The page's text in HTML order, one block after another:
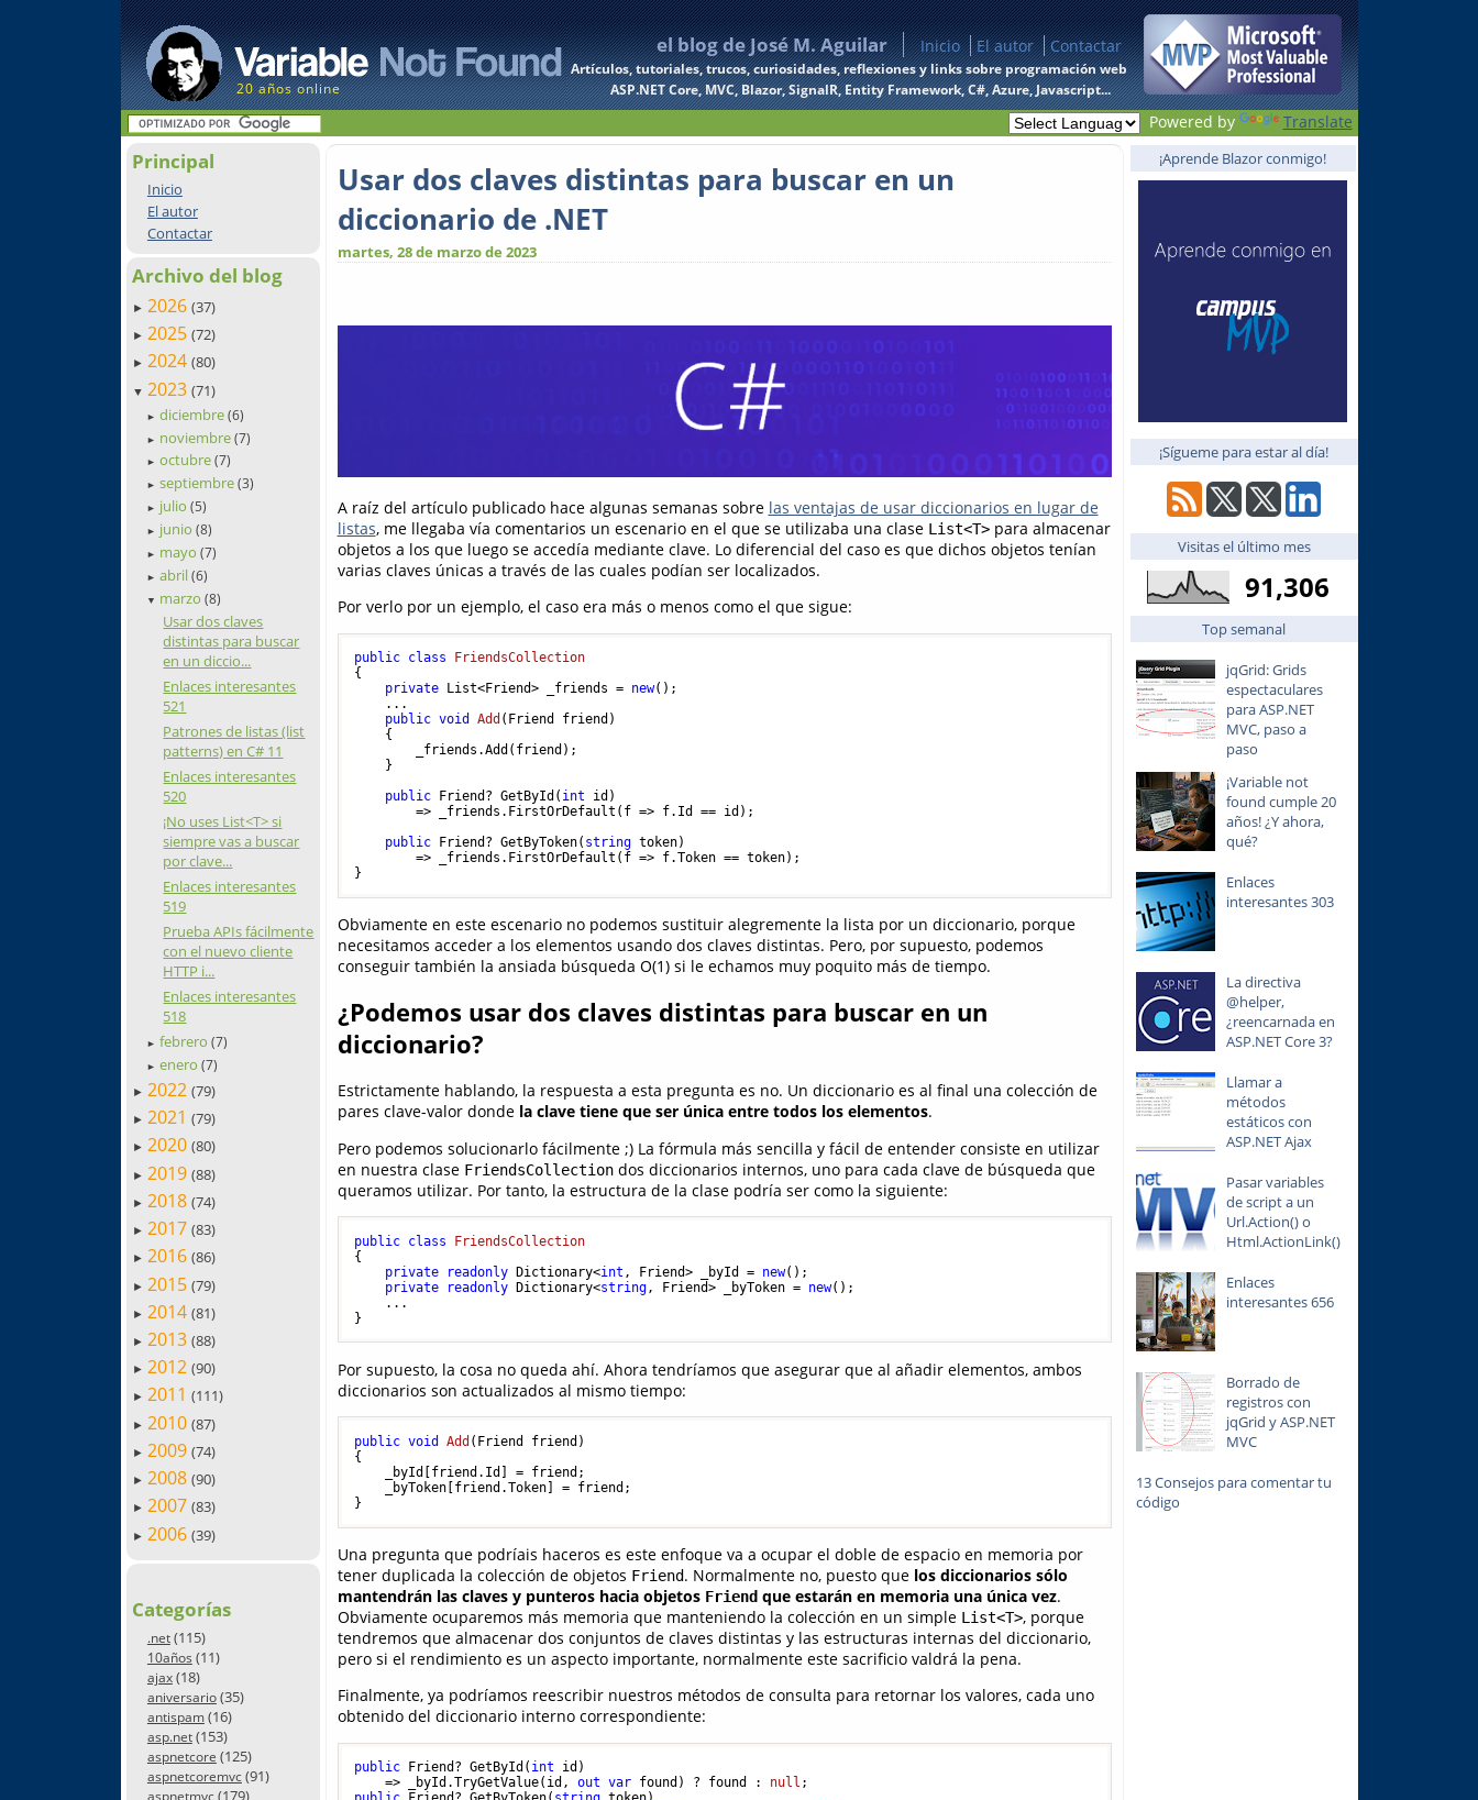
20 años online
el blog de José M. Aguilar Inicio El autor Contactar
Artículos, tutoriales, trucos, curiosidades, reflexiones y links sobre programación web
ASP.NET Core, MVC, Blazor, SignalR, Entity Framework, C#, Azure, Javascript...
Powered by Translate
Principal
Inicio
El autor
Contactar
Archivo del blog
► 2026 (37)
► 2025 (72)
► 2024 (80)
▼ 2023 (71)
► diciembre(6)
► noviembre(7)
► octubre(7)
► septiembre(3)
► julio(5)
► junio(8)
► mayo(7)
► abril(6)
▼ marzo(8)
Usar dos claves
distintas para buscar
en un diccio...
Enlaces interesantes
521
Patrones de listas (list
patterns) en C# 11
Enlaces interesantes
520
¡No uses List<T> si
siempre vas a buscar
por clave...
Enlaces interesantes
519
Prueba APIs fácilmente
con el nuevo cliente
HTTP i...
Enlaces interesantes
518
► febrero(7)
► enero(7)
► 2022 (79)
► 2021 (79)
► 2020 (80)
► 2019 (88)
► 2018 (74)
► 2017 (83)
► 2016 (86)
► 2015 (79)
► 2014 (81)
► 2013 (88)
► 2012 (90)
► 2011 (111)
► 2010 (87)
► 2009 (74)
► 2008 (90)
► 2007 (83)
► 2006 (39)
Categorías
.net(115)
10años (11)
ajax(18)
aniversario(35)
antispam(16)
asp.net(153)
aspnetcore (125)
aspnetcoremvc(91)
aspnetmvc(179)
Usar dos claves distintas para buscar en un
diccionario de .NET
martes, 28 de marzo de 2023
A raíz del artículo publicado hace algunas semanas sobre las ventajas de usar diccionarios en lugar de
listas, me llegaba vía comentarios un escenario en el que se utilizaba una clase List<T>para almacenar
objetos a los que luego se accedía mediante clave. Lo diferencial del caso es que dichos objetos tenían
varias claves únicas a través de las cuales podían ser localizados.
Por verlo por un ejemplo, el caso era más o menos como el que sigue:
public class
FriendsCollection
{
private List<Friend> _friends = new();
    ...
public void Add ( Friend friend )
    {
        _friends.Add(friend);
    }
public Friend? GetById( int id)
        => _friends.FirstOrDefault(f => f.Id == id);
public Friend? GetByToken( string token)
        => _friends.FirstOrDefault(f => f.Token == token);
Obviamente en este escenario no podemos sustituir alegremente la lista por un diccionario, porque
necesitamos acceder a los elementos usando dos claves distintas. Pero, por supuesto, podemos
conseguir también la ansiada búsqueda O(1) si le echamos muy poquito más de tiempo.
¿Podemos usar dos claves distintas para buscar en un
diccionario?
Estrictamente hablando, la respuesta a esta pregunta es no. Un diccionario es al final una colección de
pares clave-valor donde la clave tiene que ser única entre todos los elementos.
Pero podemos solucionarlo fácilmente ;) La fórmula más sencilla y fácil de entender consiste en utilizar
en nuestra clase FriendsCollectiondos diccionarios internos, uno para cada clave de búsqueda que
queramos utilizar. Por tanto, la estructura de la clase podría ser como la siguiente:
public class
FriendsCollection
{
private
readonly Dictionary<int , Friend> _byId = new();
private
readonly Dictionary<string , Friend> _byToken = new();
    ...
Por supuesto, la cosa no queda ahí. Ahora tendríamos que asegurar que al añadir elementos, ambos
diccionarios son actualizados al mismo tiempo:
public void Add ( Friend friend )
{
    _byId[friend.Id] = friend;
    _byToken[friend.Token] = friend;
Una pregunta que podríais haceros es este enfoque va a ocupar el doble de espacio en memoria por
tener duplicada la colección de objetos Friend. Normalmente no, puesto que los diccionarios sólo
mantendrán las claves y punteros hacia objetos Friendque estarán en memoria una única vez.
Obviamente ocuparemos más memoria que manteniendo la colección en un simple List<T>, porque
tendremos que almacenar dos conjuntos de claves distintas y las estructuras internas del diccionario,
pero si el rendimiento es un aspecto importante, normalmente este sacrificio valdrá la pena.
Finalmente, ya podríamos reescribir nuestros métodos de consulta para retornar los valores, cada uno
obtenido del diccionario interno correspondiente:
public Friend? GetById( int id)
    => _byId.TryGetValue(id,
out var found) ? found : null
¡Aprende Blazor conmigo!
¡Sígueme para estar al día!
Visitas el último mes
91,306
Top semanal
jqGrid: Grids
espectaculares
para ASP.NET
MVC, paso a
paso
¡Variable not
found cumple 20
años! ¿Y ahora,
qué?
Enlaces
interesantes 303
La directiva
@helper,
¿reencarnada en
ASP.NET Core 3?
Llamar a
métodos
estáticos con
ASP.NET Ajax
Pasar variables
de script a un
Url.Action() o
Html.ActionLink()
Enlaces
interesantes 656
Borrado de
registros con
jqGrid y ASP.NET
MVC
13 Consejos para comentar tu
código